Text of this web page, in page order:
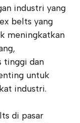
industri yang
belts yang
meningkatkan
tinggi dan
untuk
industri.
di pasar